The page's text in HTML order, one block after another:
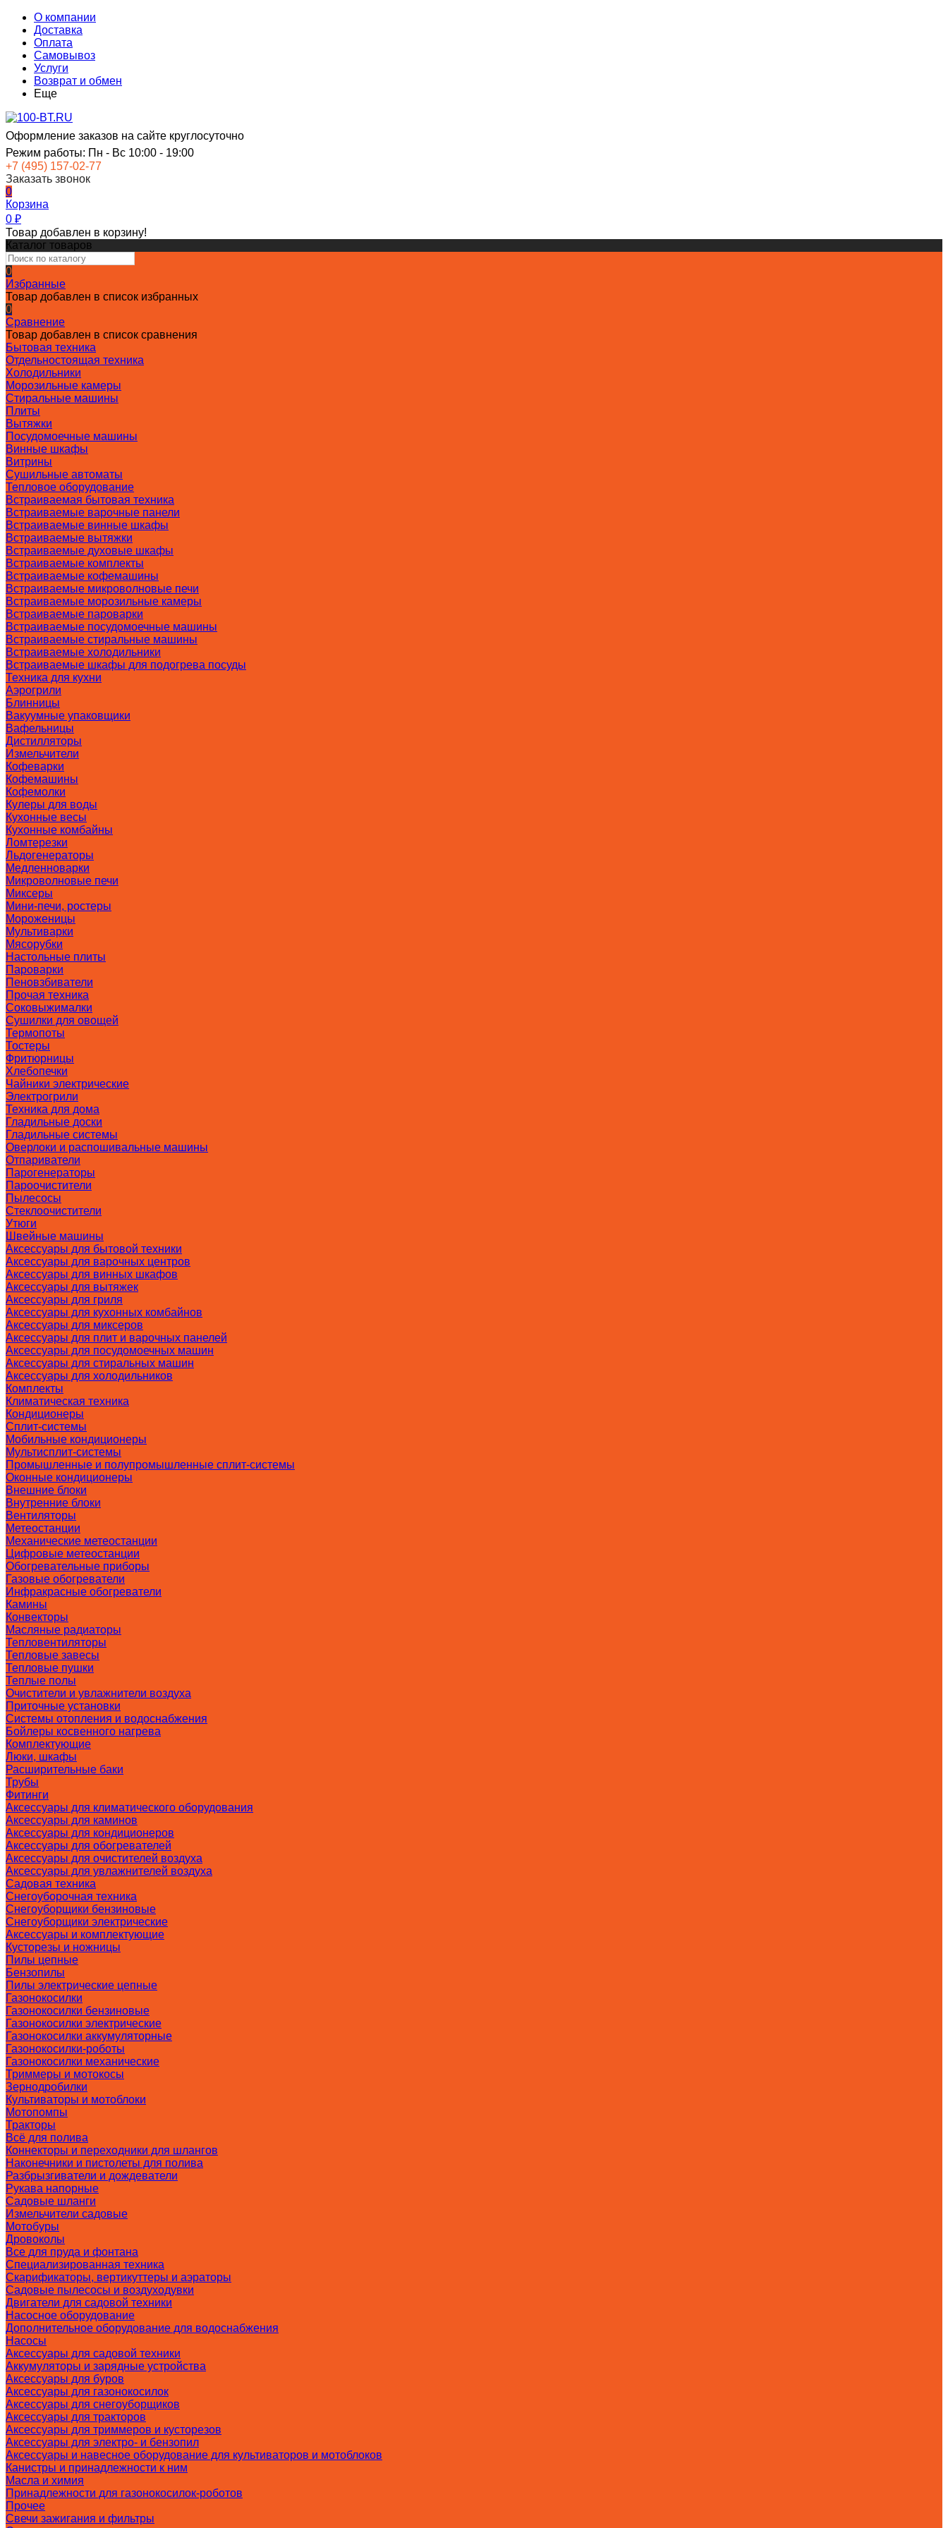
О компании
Доставка
Оплата
Самовывоз
Услуги
Возврат и обмен
Еще
Оформление заказов на сайте круглосуточно
Режим работы: Пн - Вс 10:00 - 19:00
+7 (495) 157-02-77
Заказать звонок
0
Корзина
0 ₽
Товар добавлен в корзину!
Каталог товаров
0
Избранные
Товар добавлен в список избранных
0
Сравнение
Товар добавлен в список сравнения
Бытовая техника
Отдельностоящая техника
Холодильники
Морозильные камеры
Стиральные машины
Плиты
Вытяжки
Посудомоечные машины
Винные шкафы
Витрины
Сушильные автоматы
Тепловое оборудование
Встраиваемая бытовая техника
Встраиваемые варочные панели
Встраиваемые винные шкафы
Встраиваемые вытяжки
Встраиваемые духовые шкафы
Встраиваемые комплекты
Встраиваемые кофемашины
Встраиваемые микроволновые печи
Встраиваемые морозильные камеры
Встраиваемые пароварки
Встраиваемые посудомоечные машины
Встраиваемые стиральные машины
Встраиваемые холодильники
Встраиваемые шкафы для подогрева посуды
Техника для кухни
Аэрогрили
Блинницы
Вакуумные упаковщики
Вафельницы
Дистилляторы
Измельчители
Кофеварки
Кофемашины
Кофемолки
Кулеры для воды
Кухонные весы
Кухонные комбайны
Ломтерезки
Льдогенераторы
Медленноварки
Микроволновые печи
Миксеры
Мини-печи, ростеры
Мороженицы
Мультиварки
Мясорубки
Настольные плиты
Пароварки
Пеновзбиватели
Прочая техника
Соковыжималки
Сушилки для овощей
Термопоты
Тостеры
Фритюрницы
Хлебопечки
Чайники электрические
Электрогрили
Техника для дома
Гладильные доски
Гладильные системы
Оверлоки и распошивальные машины
Отпариватели
Парогенераторы
Пароочистители
Пылесосы
Стеклоочистители
Утюги
Швейные машины
Аксессуары для бытовой техники
Аксессуары для варочных центров
Аксессуары для винных шкафов
Аксессуары для вытяжек
Аксессуары для гриля
Аксессуары для кухонных комбайнов
Аксессуары для миксеров
Аксессуары для плит и варочных панелей
Аксессуары для посудомоечных машин
Аксессуары для стиральных машин
Аксессуары для холодильников
Комплекты
Климатическая техника
Кондиционеры
Сплит-системы
Мобильные кондиционеры
Мультисплит-системы
Промышленные и полупромышленные сплит-системы
Оконные кондиционеры
Внешние блоки
Внутренние блоки
Вентиляторы
Метеостанции
Механические метеостанции
Цифровые метеостанции
Обогревательные приборы
Газовые обогреватели
Инфракрасные обогреватели
Камины
Конвекторы
Масляные радиаторы
Тепловентиляторы
Тепловые завесы
Тепловые пушки
Теплые полы
Очистители и увлажнители воздуха
Приточные установки
Системы отопления и водоснабжения
Бойлеры косвенного нагрева
Комплектующие
Люки, шкафы
Расширительные баки
Трубы
Фитинги
Аксессуары для климатического оборудования
Аксессуары для каминов
Аксессуары для кондиционеров
Аксессуары для обогревателей
Аксессуары для очистителей воздуха
Аксессуары для увлажнителей воздуха
Садовая техника
Снегоуборочная техника
Снегоуборщики бензиновые
Снегоуборщики электрические
Аксессуары и комплектующие
Кусторезы и ножницы
Пилы цепные
Бензопилы
Пилы электрические цепные
Газонокосилки
Газонокосилки бензиновые
Газонокосилки электрические
Газонокосилки аккумуляторные
Газонокосилки-роботы
Газонокосилки механические
Триммеры и мотокосы
Зернодробилки
Культиваторы и мотоблоки
Мотопомпы
Тракторы
Всё для полива
Коннекторы и переходники для шлангов
Наконечники и пистолеты для полива
Разбрызгиватели и дождеватели
Рукава напорные
Садовые шланги
Измельчители садовые
Мотобуры
Дровоколы
Все для пруда и фонтана
Специализированная техника
Скарификаторы, вертикуттеры и аэраторы
Садовые пылесосы и воздуходувки
Двигатели для садовой техники
Насосное оборудование
Дополнительное оборудование для водоснабжения
Насосы
Аксессуары для садовой техники
Аккумуляторы и зарядные устройства
Аксессуары для буров
Аксессуары для газонокосилок
Аксессуары для снегоуборщиков
Аксессуары для тракторов
Аксессуары для триммеров и кусторезов
Аксессуары для электро- и бензопил
Аксессуары и навесное оборудование для культиваторов и мотоблоков
Канистры и принадлежности к ним
Масла и химия
Принадлежности для газонокосилок-роботов
Прочее
Свечи зажигания и фильтры